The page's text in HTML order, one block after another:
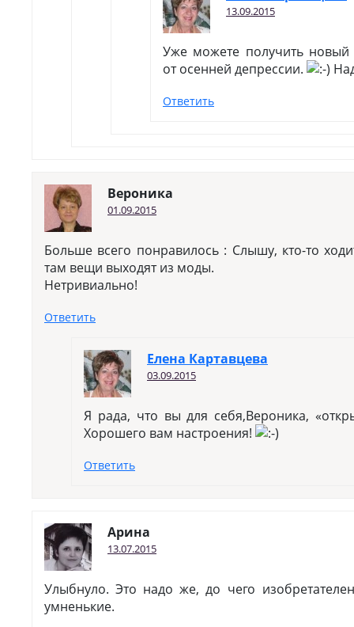
13.09.2015
Уже можете получить новый
от осенней депрессии.
Ответить
Вероника
01.09.2015
Больше всего понравилось : Слышу, кто-то
там вещи выходят из моды.
Нетривиально!
Ответить
Елена Картавцева
03.09.2015
Я рада, что вы для себя,Вероника,
Хорошего вам настроения!
Ответить
Арина
13.07.2015
Улыбнуло. Это надо же, до чего
умненькие.